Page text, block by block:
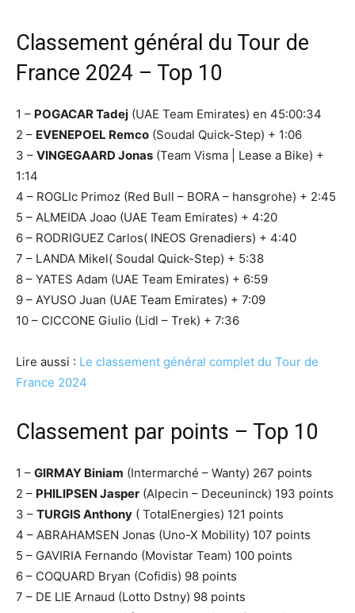
Classement général du Tour de
France 2024 – Top 10
1 – POGACAR Tadej (UAE Team Emirates) en 45:00:34
2 – EVENEPOEL Remco (Soudal Quick-Step) + 1:06
3 – VINGEGAARD Jonas (Team Visma | Lease a Bike) +
1:14
4 – ROGLIc Primoz (Red Bull – BORA – hansgrohe) + 2:45
5 – ALMEIDA Joao (UAE Team Emirates) + 4:20
6 – RODRIGUEZ Carlos( INEOS Grenadiers) + 4:40
7 – LANDA Mikel( Soudal Quick-Step) + 5:38
8 – YATES Adam (UAE Team Emirates) + 6:59
9 – AYUSO Juan (UAE Team Emirates) + 7:09
10 – CICCONE Giulio (Lidl – Trek) + 7:36
Lire aussi : Le classement général complet du Tour de
France 2024
Classement par points – Top 10
1 – GIRMAY Biniam (Intermarché – Wanty) 267 points
2 – PHILIPSEN Jasper (Alpecin – Deceuninck) 193 points
3 – TURGIS Anthony ( TotalEnergies) 121 points
4 – ABRAHAMSEN Jonas (Uno-X Mobility) 107 points
5 – GAVIRIA Fernando (Movistar Team) 100 points
6 – COQUARD Bryan (Cofidis) 98 points
7 – DE LIE Arnaud (Lotto Dstny) 98 points